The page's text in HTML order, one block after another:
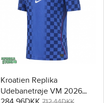
Kroatien Replika
Udebanetrøje VM 2026